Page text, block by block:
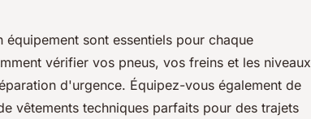
poursont essentiels pour chaque
vérifier vos pneus, vos freins et les niveaux
d'urgence. Équipez-vous également de
vêtements techniques parfaits pour des trajets